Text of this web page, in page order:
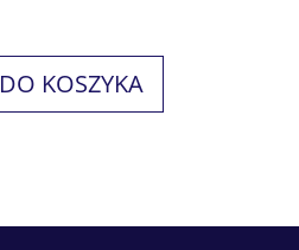
DO KOSZYKA